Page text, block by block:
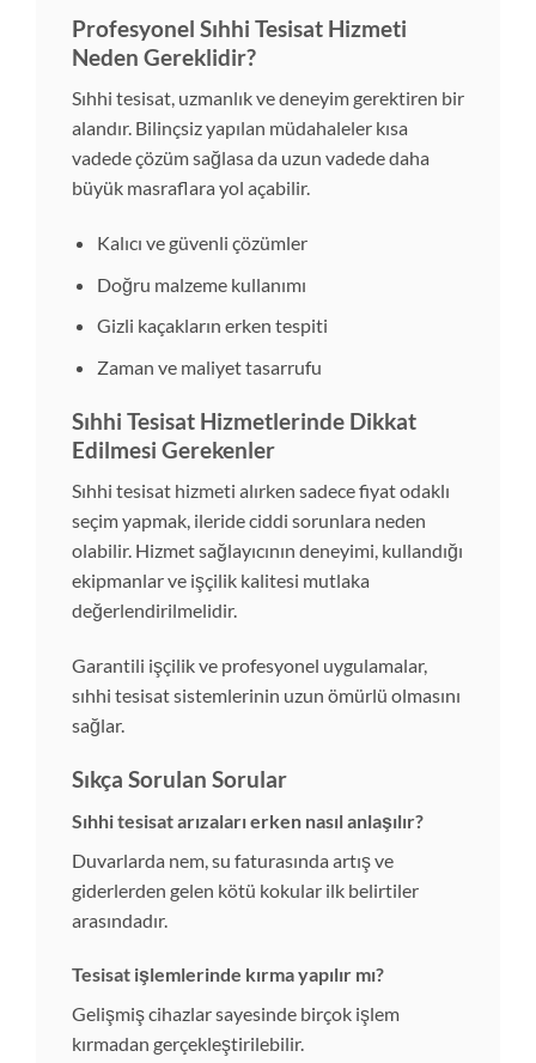
Profesyonel Sıhhi Tesisat Hizmeti
Neden Gereklidir?
Sıhhi tesisat, uzmanlık ve deneyim gerektiren bir
alandır. Bilinçsiz yapılan müdahaleler kısa
vadede çözüm sağlasa da uzun vadede daha
büyük masraflara yol açabilir.
Kalıcı ve güvenli çözümler
Doğru malzeme kullanımı
Gizli kaçakların erken tespiti
Zaman ve maliyet tasarrufu
Sıhhi Tesisat Hizmetlerinde Dikkat
Edilmesi Gerekenler
Sıhhi tesisat hizmeti alırken sadece fiyat odaklı
seçim yapmak, ileride ciddi sorunlara neden
olabilir. Hizmet sağlayıcının deneyimi, kullandığı
ekipmanlar ve işçilik kalitesi mutlaka
değerlendirilmelidir.
Garantili işçilik ve profesyonel uygulamalar,
sıhhi tesisat sistemlerinin uzun ömürlü olmasını
sağlar.
Sıkça Sorulan Sorular
Sıhhi tesisat arızaları erken nasıl anlaşılır?
Duvarlarda nem, su faturasında artış ve
giderlerden gelen kötü kokular ilk belirtiler
arasındadır.
Tesisat işlemlerinde kırma yapılır mı?
Gelişmiş cihazlar sayesinde birçok işlem
kırmadan gerçekleştirilebilir.